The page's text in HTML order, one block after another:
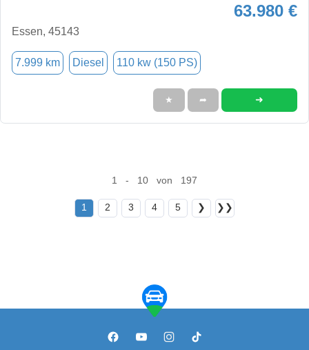
63.980 €
Essen, 45143
7.999 km Diesel 110 kw (150 PS)
★ ➦ ➜
1 - 10 von 197
1 2 3 4 5 ❯ ❯❯